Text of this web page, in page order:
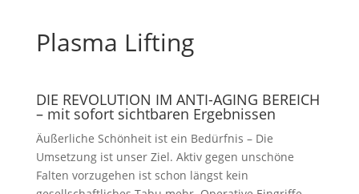
Plasma Lifting
DIE REVOLUTION IM ANTI-AGING BEREICH
– mit sofort sichtbaren Ergebnissen
Äußerliche Schönheit ist ein Bedürfnis – Die
Umsetzung ist unser Ziel. Aktiv gegen unschöne
Falten vorzugehen ist schon längst kein